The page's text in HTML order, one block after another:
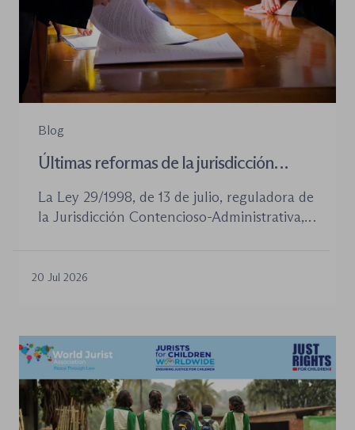
Blog
Últimas reformas de la jurisdicción
La Ley 29/1998, de 13 de julio, reguladora de
la Jurisdicción Contencioso-Administrativa,
aprobadas en los últimos años no han
tramitación de los procedimientos como en
la organización de los órganos […]
20 Jul 2026